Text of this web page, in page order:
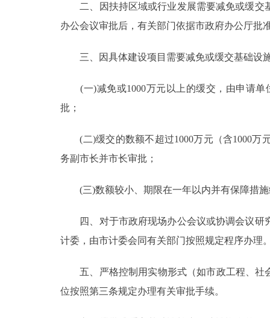
北京概况
绿色北京
DEUTSCH
ESPAÑOL
ITALIANO
二、因扶持区域或行业发展需要减免或缓交
办公会议审批后，有关部门依据市政府办公厅批
三、因具体建设项目需要减免或缓交基础设施
(一)减免或1000万元以上的缓交，由申请单
批；
(二)缓交的数额不超过1000万元（含1000万
务副市长并市长审批；
(三)数额较小、期限在一年以内并有保障措施
四、对于市政府现场办公会议或协调会议研
计委，由市计委会同有关部门按照规定程序办理
五、严格控制用实物形式（如市政工程、社
位按照第三条规定办理有关审批手续。